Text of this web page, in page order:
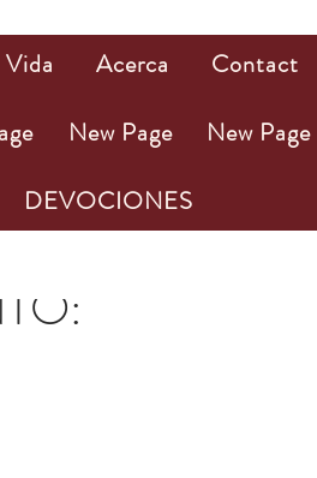
Acerca Contact
New Page New Page
DEVOCIONES